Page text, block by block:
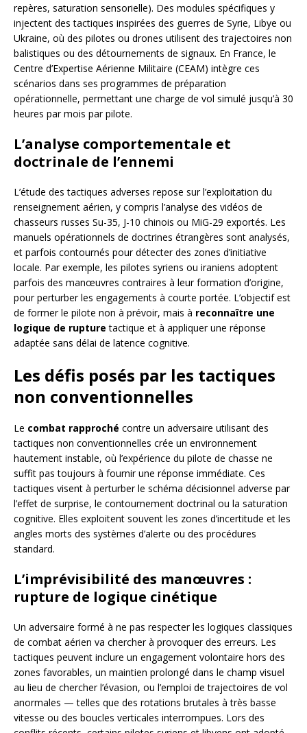
repères, saturation sensorielle). Des modules spécifiques y
injectent des tactiques inspirées des guerres de Syrie, Libye ou
Ukraine, où des pilotes ou drones utilisent des trajectoires non
balistiques ou des détournements de signaux. En France, le
Centre d’Expertise Aérienne Militaire (CEAM) intègre ces
scénarios dans ses programmes de préparation
opérationnelle, permettant une charge de vol simulé jusqu’à 30
heures par mois par pilote.
L’analyse comportementale et
doctrinale de l’ennemi
L’étude des tactiques adverses repose sur l’exploitation du
renseignement aérien, y compris l’analyse des vidéos de
chasseurs russes Su-35, J-10 chinois ou MiG-29 exportés. Les
manuels opérationnels de doctrines étrangères sont analysés,
et parfois contournés pour détecter des zones d’initiative
locale. Par exemple, les pilotes syriens ou iraniens adoptent
parfois des manœuvres contraires à leur formation d’origine,
pour perturber les engagements à courte portée. L’objectif est
de former le pilote non à prévoir, mais à reconnaître une
logique de rupture tactique et à appliquer une réponse
adaptée sans délai de latence cognitive.
Les défis posés par les tactiques
non conventionnelles
Le combat rapproché contre un adversaire utilisant des
tactiques non conventionnelles crée un environnement
hautement instable, où l’expérience du pilote de chasse ne
suffit pas toujours à fournir une réponse immédiate. Ces
tactiques visent à perturber le schéma décisionnel adverse par
l’effet de surprise, le contournement doctrinal ou la saturation
cognitive. Elles exploitent souvent les zones d’incertitude et les
angles morts des systèmes d’alerte ou des procédures
standard.
L’imprévisibilité des manœuvres :
rupture de logique cinétique
Un adversaire formé à ne pas respecter les logiques classiques
de combat aérien va chercher à provoquer des erreurs. Les
tactiques peuvent inclure un engagement volontaire hors des
zones favorables, un maintien prolongé dans le champ visuel
au lieu de chercher l’évasion, ou l’emploi de trajectoires de vol
anormales — telles que des rotations brutales à très basse
vitesse ou des boucles verticales interrompues. Lors des